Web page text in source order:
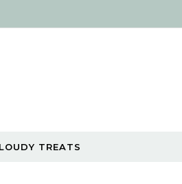
TREATS